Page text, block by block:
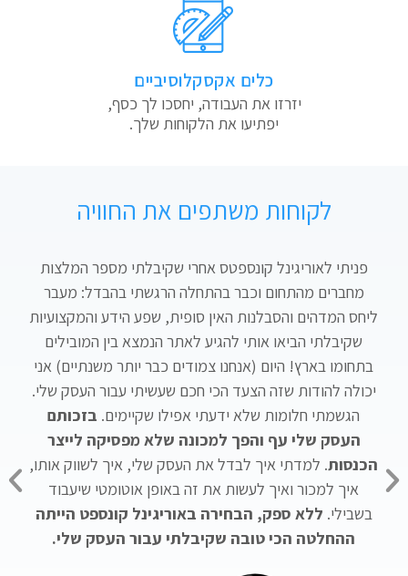
כלים אקסקלוסיביים
יזרזו את העבודה, יחסכו לך כסף,
יפתיעו את הלקוחות שלך.
לקוחות משתפים את החוויה
פניתי לאוריגינל קונספטס אחרי שקיבלתי מספר המלצות
מחברים מהתחום וכבר בהתחלה הרגשתי בהבדל: מעבר
ליחס המדהים והסבלנות האין סופית, שפע הידע והמקצועיות
שקיבלתי הביאו אותי להגיע לאתר הנמצא בין המובילים
בתחומו בארץ! היום (אנחנו צמודים כבר יותר משנתיים) אני
יכולה להודות שזה הצעד הכי חכם שעשיתי עבור העסק שלי.
הגשמתי חלומות שלא ידעתי אפילו שקיימים. בזכותם
העסק שלי עף והפך למכונה שלא מפסיקה לייצר
הכנסות. למדתי איך לבדל את העסק שלי, איך לשווק אותו,
איך למכור ואיך לעשות את זה באופן אוטומטי שיעבוד
בשבילי. ללא ספק, הבחירה באוריגינל קונספט הייתה
ההחלטה הכי טובה שקיבלתי עבור העסק שלי.